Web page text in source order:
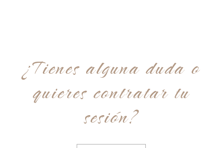
¿Tienes alguna duda o
quieres contratar tu
sesión?